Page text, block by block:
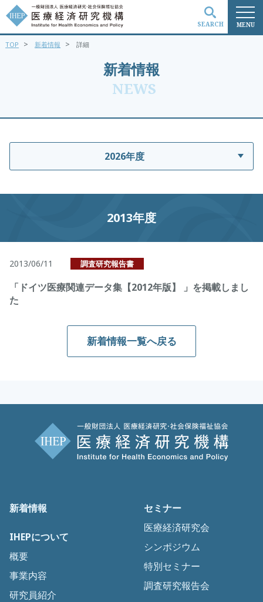
MENU
SEARCH
新着情報
NEWS
TOP > 新着情報 > 詳細
2026年度
2013年度
2013/06/11 調査研究報告書
「ドイツ医療関連データ集【2012年版】 」を掲載しまし
た
新着情報一覧へ戻る
新着情報
IHEPについて
概要
事業内容
研究員紹介
セミナー
医療経済研究会
シンポジウム
特別セミナー
調査研究報告会